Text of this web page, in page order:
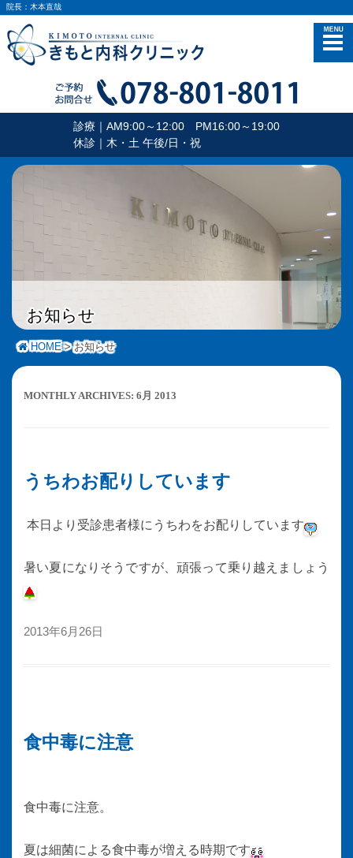
院長：木本直哉
診療｜AM9:00～12:00 PM16:00～19:00
休診｜木・土 午後/日・祝
お知らせ
HOME お知らせ
MONTHLY ARCHIVES: 6月 2013
うちわお配りしています
本日より受診患者様にうちわをお配りしています
暑い夏になりそうですが、頑張って乗り越えましょう
2013年6月26日
食中毒に注意
食中毒に注意。
夏は細菌による食中毒が増える時期です